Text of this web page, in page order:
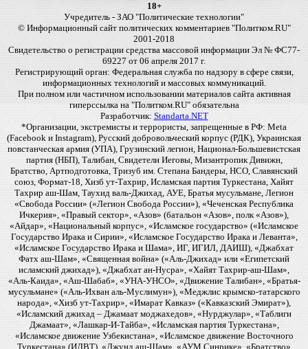
18+
Учредитель - ЗАО "Политические технологии"
© Информационный сайт политических комментариев "Политком.RU"
2001-2018
Свидетельство о регистрации средства массовой информации Эл № ФС77-
69227 от 06 апреля 2017 г.
Регистрирующий орган: Федеральная служба по надзору в сфере связи,
информационных технологий и массовых коммуникаций.
При полном или частичном использовании материалов сайта активная
гиперссылка на "Политком.RU" обязательна
Разработчик: Standarta.NET
*Организации, экстремисты и террористы, запрещенные в РФ: Meta
(Facebook и Instagram), Русский добровольческий корпус (РДК), Украинская
повстанческая армия (УПА), Грузинский легион, Национал-Большевистская
партия (НБП), Талибан, Свидетели Иеговы, Мизантропик Дивижн,
Братство, Артподготовка, Тризуб им. Степана Бандеры, НСО, Славянский
союз, Формат-18, Хизб ут-Тахрир, Исламская партия Туркестана, Хайят
Тахрир аш-Шам, Таухид валь-Джихад, АУЕ, Братья мусульмане, Легион
«Свобода России» («Легион Свобода России»), «Чеченская Республика
Ичкерия», «Правый сектор», «Азов» (батальон «Азов», полк «Азов»),
«Айдар», «Национальный корпус», «Исламское государство» («Исламское
Государство Ирака и Сирии», «Исламское Государство Ирака и Леванта»,
«Исламское Государство Ирака и Шама», ИГ, ИГИЛ, ДАИШ), «Джабхат
Фатх аш-Шам», «Священная война» («Аль-Джихад» или «Египетский
исламский джихад»), «Джабхат ан-Нусра», «Хайят Тахрир-аш-Шам»,
«Аль-Каида», «Аш-Шабаб», «УНА-УНСО», «Движение Талибан», «Братья-
мусульмане» («Аль-Ихван аль-Муслимун»), «Меджлис крымско-татарского
народа», «Хизб ут-Тахрир», «Имарат Кавказ» («Кавказский Эмират»),
«Исламский джихад – Джамаат моджахедов», «Нурджулар», «Таблиги
Джамаат», «Лашкар-И-Тайба», «Исламская партия Туркестана»,
«Исламское движение Узбекистана», «Исламское движение Восточного
Туркестана» (ИДВТ), «Джунд аш-Шам», «АУМ Синрике», «Братство»